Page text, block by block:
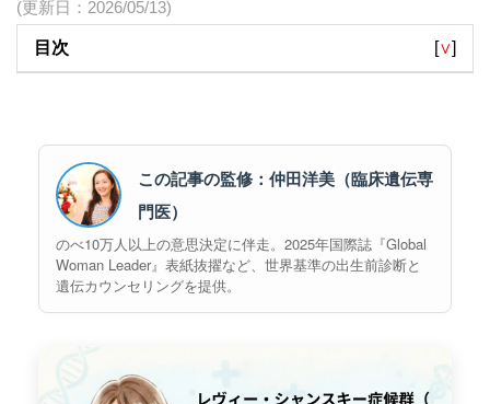
(更新日：2026/05/13)
目次 [∨]
この記事の監修：仲田洋美（臨床遺伝専
門医）
のべ10万人以上の意思決定に伴走。2025年国際誌『Global
Woman Leader』表紙抜擢など、世界基準の出生前診断と
遺伝カウンセリングを提供。